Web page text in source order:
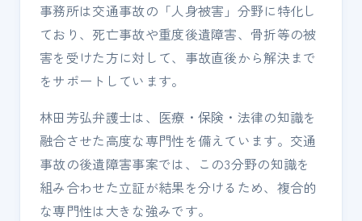
事務所は交通事故の「人身被害」分野に特化し
ており、死亡事故や重度後遺障害、骨折等の被
害を受けた方に対して、事故直後から解決まで
をサポートしています。
林田芳弘弁護士は、医療・保険・法律の知識を
融合させた高度な専門性を備えています。交通
事故の後遺障害事案では、この3分野の知識を
組み合わせた立証が結果を分けるため、複合的
な専門性は大きな強みです。